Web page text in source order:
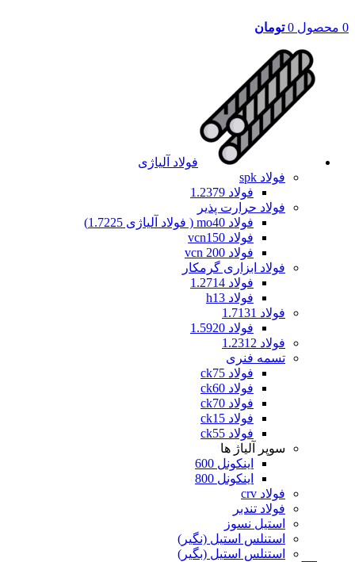
0 محصول 0 تومان
فولاد آلیاژی
فولاد spk
فولاد 1.2379
فولاد حرارت پذیر
فولاد mo40 ( فولاد آلیاژی 1.7225)
فولاد vcn150
فولاد vcn 200
فولاد ابزاری گرمکار
فولاد 1.2714
فولاد h13
فولاد 1.7131
فولاد 1.5920
فولاد 1.2312
تسمه فنری
فولاد ck75
فولاد ck60
فولاد ck70
فولاد ck15
فولاد ck55
سوپر آلیاژ ها
اینکونل 600
اینکونل 800
فولاد crv
فولاد تندبر
استیل نسوز
استنلس استیل (نگیر)
استنلس استیل (بگیر)